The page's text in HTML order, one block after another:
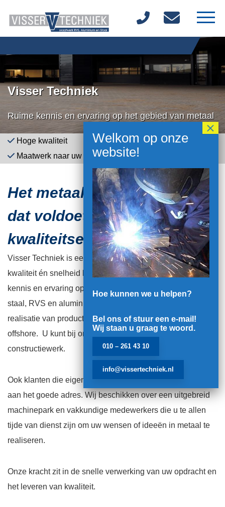
Over ons
Materialen
Diensten
Producten
Vacatures
Contact
Visser Techniek
Ruime kennis en ervaring op het gebied van metaal
Hoge kwaliteit
Plaatwerk & Constructiewerk
Maatwerk naar uw wensen
Het metaalbewerkingsbedrijf
dat voldoet aan uw hoge
kwaliteitseisen
Visser Techniek is een metaalbewerkingsbedrijf waarbij
kwaliteit én snelheid hoog in het vaandel staat. Onze
kennis en ervaring op het gebied van metaalbewerking in
staal, RVS en aluminium zetten wij al vele jaren in voor de
realisatie van producten voor de bouw, industrie en
offshore. U kunt bij ons terecht voor al uw plaat- of
constructiewerk.
Ook klanten die eigen producten ontwikkelen, zijn bij ons
aan het goede adres. Wij beschikken over een uitgebreid
machinepark en vakkundige medewerkers die u te allen
tijde van dienst zijn om uw wensen of ideeën in metaal te
realiseren.
Onze kracht zit in de snelle verwerking van uw opdracht en
het leveren van kwaliteit.
Hoe kunnen we u helpen?
Bel ons of stuur een e-mail!
Wij staan u graag te woord.
010 – 261 43 10
info@vissertechniek.nl